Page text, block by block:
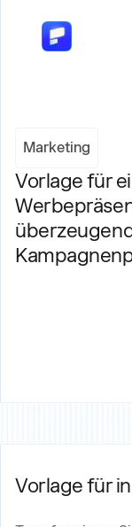
Marketing
Vorlage für
Vorlage für